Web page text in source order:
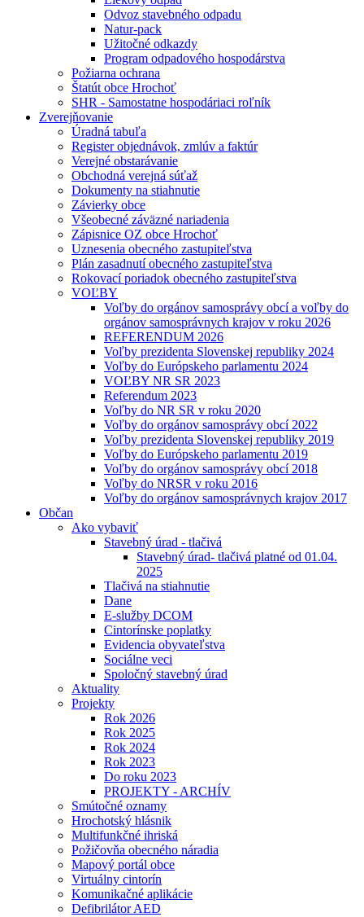
Odvoz stavebného odpadu
Natur-pack
Užitočné odkazdy
Program odpadového hospodárstva
Požiarna ochrana
Štatút obce Hrochoť
SHR - Samostatne hospodáriaci roľník
Zverejňovanie
Úradná tabuľa
Register objednávok, zmlúv a faktúr
Verejné obstarávanie
Obchodná verejná súťaž
Dokumenty na stiahnutie
Závierky obce
Všeobecné záväzné nariadenia
Zápisnice OZ obce Hrochoť
Uznesenia obecného zastupiteľstva
Plán zasadnutí obecného zastupiteľstva
Rokovací poriadok obecného zastupiteľstva
VOĽBY
Voľby do orgánov samosprávy obcí a voľby do
orgánov samosprávnych krajov v roku 2026
REFERENDUM 2026
Voľby prezidenta Slovenskej republiky 2024
Voľby do Európskeho parlamentu 2024
VOĽBY NR SR 2023
Referendum 2023
Voľby do NR SR v roku 2020
Voľby do orgánov samosprávy obcí 2022
Voľby prezidenta Slovenskej republiky 2019
Voľby do Európskeho parlamentu 2019
Voľby do orgánov samosprávy obcí 2018
Voľby do NRSR v roku 2016
Voľby do orgánov samosprávnych krajov 2017
Občan
Ako vybaviť
Stavebný úrad - tlačivá
Stavebný úrad- tlačivá platné od 01.04.
2025
Tlačivá na stiahnutie
Dane
E-služby DCOM
Cintorínske poplatky
Evidencia obyvateľstva
Sociálne veci
Spoločný stavebný úrad
Aktuality
Projekty
Rok 2026
Rok 2025
Rok 2024
Rok 2023
Do roku 2023
PROJEKTY - ARCHÍV
Smútočné oznamy
Hrochotský hlásnik
Multifunkčné ihriská
Požičovňa obecného náradia
Mapový portál obce
Virtuálny cintorín
Komunikačné aplikácie
Defibrilátor AED